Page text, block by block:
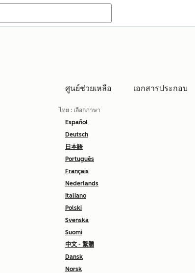
ศูนย์ช่วยเหลือ เอกสารประกอบ
ไทย : เลือกภาษา
Español
Deutsch
日本語
Português
Français
Nederlands
Italiano
Polski
Svenska
Suomi
中文 - 繁體
Dansk
Norsk